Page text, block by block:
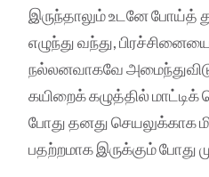
இருந்தாலும் உடனே போய்த்
எழுந்து வந்து,
நல்லனவாகவே
கயிறைக் கழுத்தில்
போது தனது செயலுக்காக
பதற்றமாக இருக்கும்